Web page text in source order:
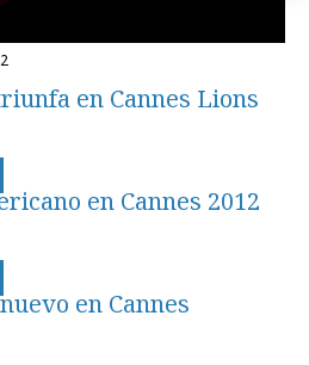
en Cannes Lions
en Cannes 2012
en Cannes